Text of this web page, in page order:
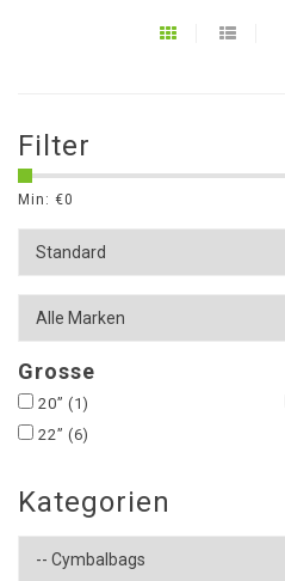
Filter
Min: €0
Grosse
20” (1)
22” (6)
Kategorien